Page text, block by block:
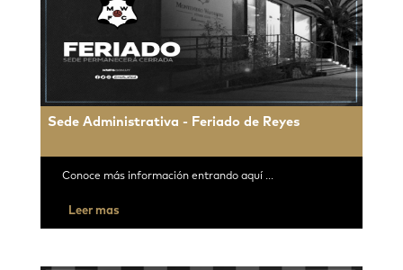
Sede Administrativa - Feriado de Reyes
Conoce más información entrando aquí ...
Leer mas